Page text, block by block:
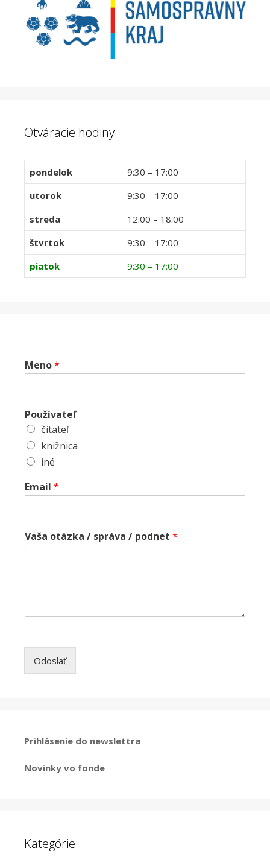
Otváracie hodiny
pondelok
9:30 – 17:00
utorok
9:30 – 17:00
streda
12:00 – 18:00
štvrtok
9:30 – 17:00
piatok
9:30 – 17:00
Meno*
Používateľ
čitateľ
knižnica
iné
Email *
Vaša otázka / správa / podnet *
Odoslať
Prihlásenie do newslettra
Novinky vo fonde
Kategórie